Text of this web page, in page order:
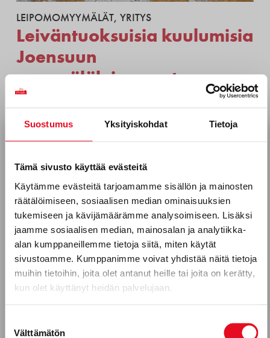
Suostumus Yksityiskohdat Tietoja
Tämä sivusto käyttää evästeitä
Käytämme evästeitä tarjoamamme sisällön ja mainosten
räätälöimiseen, sosiaalisen median ominaisuuksien
tukemiseen ja kävijämäärämme analysoimiseen. Lisäksi
jaamme sosiaalisen median, mainosalan ja analytiikka-
alan kumppaneillemme tietoja siitä, miten käytät
sivustoamme. Kumppanimme voivat yhdistää näitä tietoja
muihin tietoihin, joita olet antanut heille tai joita on kerätty,
kun olet käyttänyt heidän palvelujaan.
valinta
Välttämätön
LEIPOMOMYYMÄLÄT, YRITYS
Leiväntuoksuisia kuulumisia
Joensuun
myymäläleipomosta
Lämpimän leivän tuoksu houkuttelee Joensuun
Prisman myymäläleipomon luo. Täällä on
toinen Porokylän Leipomon
Citymarketilla. Joensuussa työskentelee
kokenut tiimi. He valmistavat päivittäin
tuotteita vitriinin irtomyyntiin ja pakkaavat
leipomotuotteita myös leipäosastolle
paperipusseihin, jotta asiakkaat voivat ostaa
lämpimiä herkkuja kotiin.
Tilaa uutiskirjeemme
Puhelinnumero
Mitkä seuraavista aihealueista
kiinnostavat sinua?